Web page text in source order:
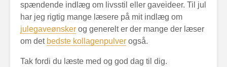
spændende indlæg om livsstil eller gaveideer. Til jul
har jeg rigtig mange læsere på mit indlæg om
julegaveønsker og generelt er der mange der læser
om det bedste kollagenpulver også.
Tak fordi du læste med og god dag til dig.